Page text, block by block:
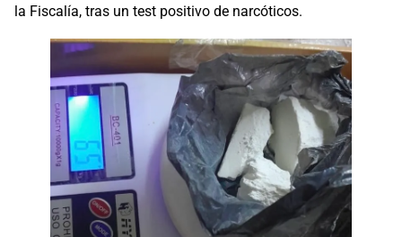
la Fiscalía, tras un test positivo de narcóticos.